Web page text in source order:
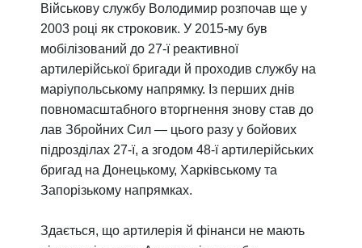
Військову службу Володимир розпочав ще у
2003 році як строковик. У 2015-му був
мобілізований до 27-ї реактивної
артилерійської бригади й проходив службу на
маріупольському напрямку. Із перших днів
повномасштабного вторгнення знову став до
лав Збройних Сил — цього разу у бойових
підрозділах 27-ї, а згодом 48-ї артилерійських
бригад на Донецькому, Харківському та
Запорізькому напрямках.
Здається, що артилерія й фінанси не мають